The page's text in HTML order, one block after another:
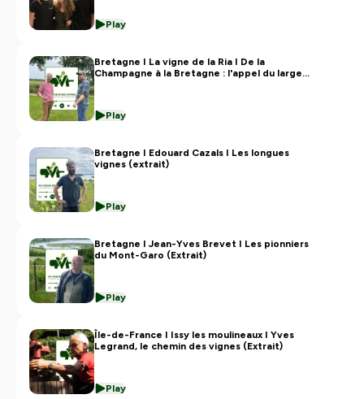
Play
Bretagne I La vigne de la Ria I De la
Champagne à la Bretagne : l'appel du large
Play
Bretagne I Edouard Cazals I Les longues
vignes (extrait)
Play
Bretagne I Jean-Yves Brevet I Les pionniers
du Mont-Garo (Extrait)
Play
Île-de-France I Issy les moulineaux I Yves
Legrand, le chemin des vignes (Extrait)
Play